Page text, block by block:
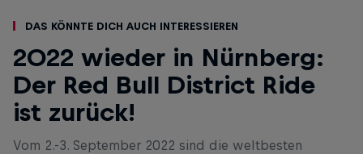
Das könnte dich auch interessieren
2022 wieder in Nürnberg:
Der Red Bull District Ride
ist zurück!
Vom 2.-3. September 2022 sind die weltbesten